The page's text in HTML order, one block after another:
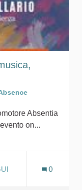
Absentia
on...
Istruzione di qualità
0